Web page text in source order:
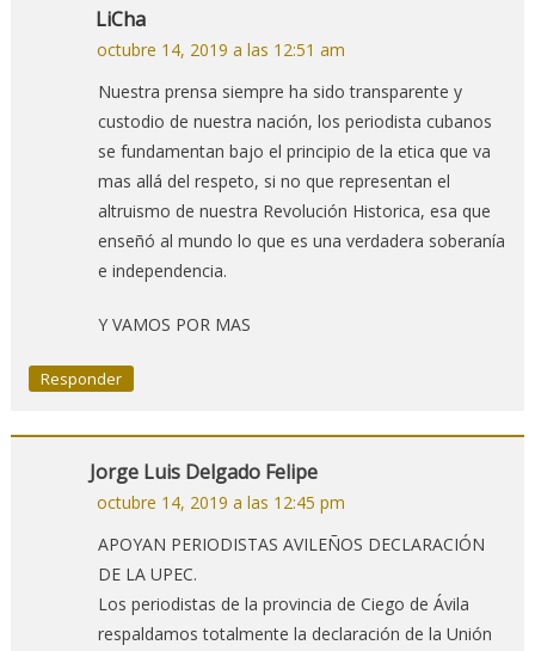
LiCha
octubre 14, 2019 a las 12:51 am
Nuestra prensa siempre ha sido transparente y
custodio de nuestra nación, los periodista cubanos
se fundamentan bajo el principio de la etica que va
mas allá del respeto, si no que representan el
altruismo de nuestra Revolución Historica, esa que
enseñó al mundo lo que es una verdadera soberanía
e independencia.
Y VAMOS POR MAS
Responder
Jorge Luis Delgado Felipe
octubre 14, 2019 a las 12:45 pm
APOYAN PERIODISTAS AVILEÑOS DECLARACIÓN
DE LA UPEC.
Los periodistas de la provincia de Ciego de Ávila
respaldamos totalmente la declaración de la Unión